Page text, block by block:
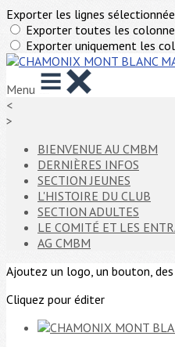
Exporter les lignes
Exporter toutes les
Exporter uniquement les
Menu
<
>
BIENVENUE AU CMBM
DERNIÈRES INFOS
SECTION JEUNES
L'HISTOIRE DU CLUB
SECTION ADULTES
LE COMITÉ ET LES
AG CMBM
Ajoutez un logo, un bouton,
Cliquez pour éditer